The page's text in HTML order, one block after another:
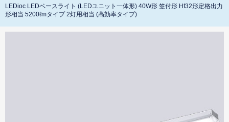
LEDioc LEDベースライト (LEDユニット一体形) 40W形 笠付形 Hf32形定格出力
形相当 5200ℓmタイプ 2灯用相当 (高効率タイプ)